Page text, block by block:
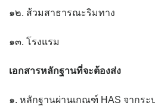
ก๋างโต้งคอฟฟี่รีสอร์ท
ชมพูภูคารีสอร์ท
ต้นแหลงโฮมสเตย์
ตูบฮิมโต้งโฮมสเตย์
๑๒. ส้วมสาธารณะริมทาง
๑๓. โรงแรม
เอกสารหลักฐานที่จะต้องส่ง
๑. หลักฐานผ่านเกณฑ์ HAS จากร